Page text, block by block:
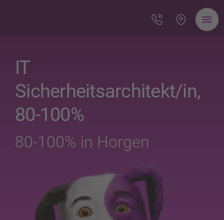
IT
Sicherheitsarchitekt/in,
80-100%
80-100% in Horgen